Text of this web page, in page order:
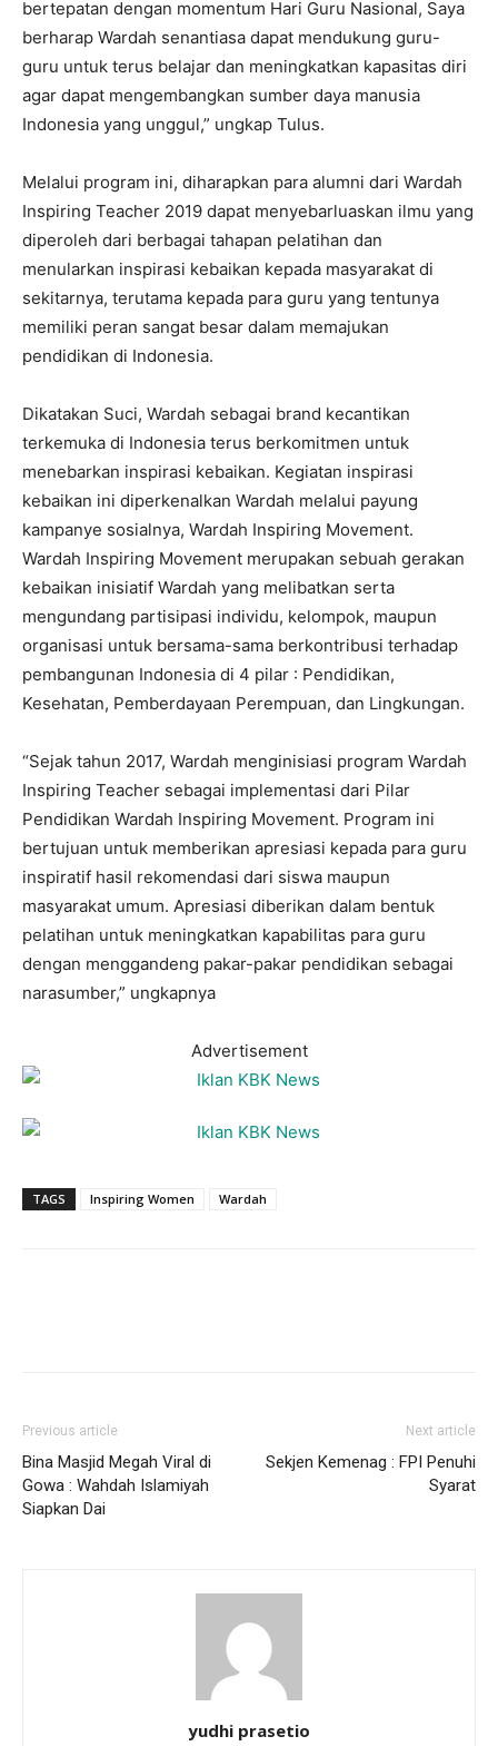
bertepatan dengan momentum Hari Guru Nasional, Saya
berharap Wardah senantiasa dapat mendukung guru-
guru untuk terus belajar dan meningkatkan kapasitas diri
agar dapat mengembangkan sumber daya manusia
Indonesia yang unggul,” ungkap Tulus.
Melalui program ini, diharapkan para alumni dari Wardah
Inspiring Teacher 2019 dapat menyebarluaskan ilmu yang
diperoleh dari berbagai tahapan pelatihan dan
menularkan inspirasi kebaikan kepada masyarakat di
sekitarnya, terutama kepada para guru yang tentunya
memiliki peran sangat besar dalam memajukan
pendidikan di Indonesia.
Dikatakan Suci, Wardah sebagai brand kecantikan
terkemuka di Indonesia terus berkomitmen untuk
menebarkan inspirasi kebaikan. Kegiatan inspirasi
kebaikan ini diperkenalkan Wardah melalui payung
kampanye sosialnya, Wardah Inspiring Movement.
Wardah Inspiring Movement merupakan sebuah gerakan
kebaikan inisiatif Wardah yang melibatkan serta
mengundang partisipasi individu, kelompok, maupun
organisasi untuk bersama-sama berkontribusi terhadap
pembangunan Indonesia di 4 pilar : Pendidikan,
Kesehatan, Pemberdayaan Perempuan, dan Lingkungan.
“Sejak tahun 2017, Wardah menginisiasi program Wardah
Inspiring Teacher sebagai implementasi dari Pilar
Pendidikan Wardah Inspiring Movement. Program ini
bertujuan untuk memberikan apresiasi kepada para guru
inspiratif hasil rekomendasi dari siswa maupun
masyarakat umum. Apresiasi diberikan dalam bentuk
pelatihan untuk meningkatkan kapabilitas para guru
dengan menggandeng pakar-pakar pendidikan sebagai
narasumber,” ungkapnya
Advertisement
TAGS Inspiring Women Wardah
Previous article
Bina Masjid Megah Viral di
Gowa : Wahdah Islamiyah
Siapkan Dai
Next article
Sekjen Kemenag : FPI Penuhi
Syarat
yudhi prasetio